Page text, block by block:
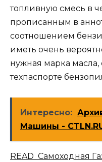
топливную смесь в
прописанным в
соотношением
иметь очень
нужная марка масла,
техпаспорте
Интересно:
Машины -
READ Самоходная